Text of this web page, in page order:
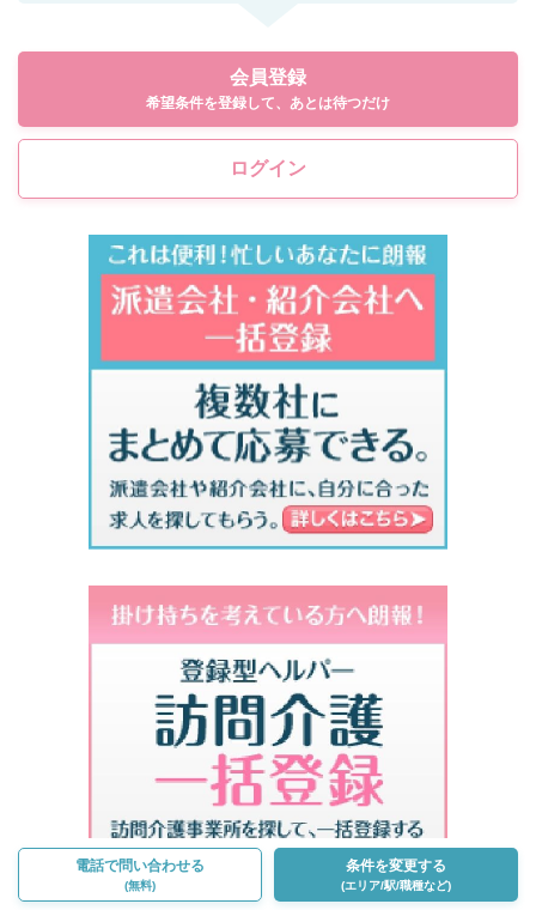
会員登録
希望条件を登録して、あとは待つだけ
ログイン
電話で問い合わせる
(無料)
条件を変更する
(エリア/駅/職種など)